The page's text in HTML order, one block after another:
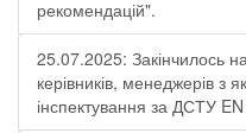
рекомендацій".
25.07.2025: Закінчилось
керівників, менеджерів з
інспектування за ДСТУ